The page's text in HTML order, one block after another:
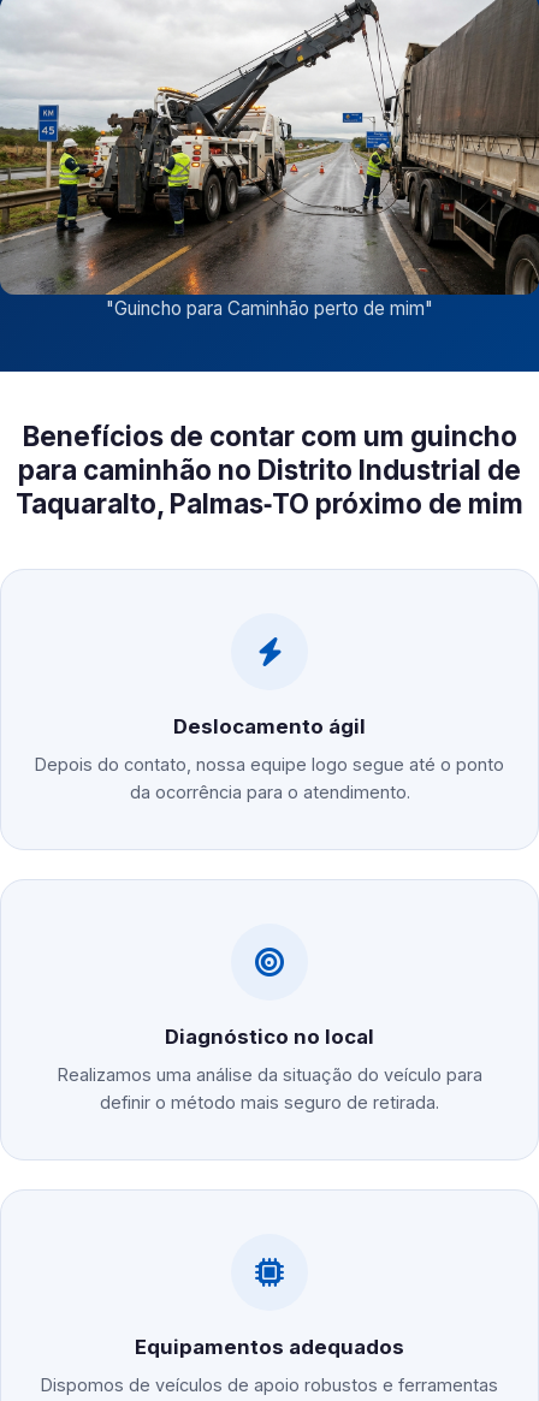
"Guincho para Caminhão perto de mim"
Benefícios de contar com um guincho
para caminhão no Distrito Industrial de
Taquaralto, Palmas‑TO próximo de mim
Deslocamento ágil
Depois do contato, nossa equipe logo segue até o ponto
da ocorrência para o atendimento.
Diagnóstico no local
Realizamos uma análise da situação do veículo para
definir o método mais seguro de retirada.
Equipamentos adequados
Dispomos de veículos de apoio robustos e ferramentas